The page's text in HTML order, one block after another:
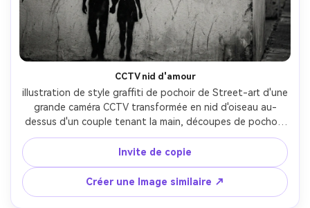
CCTV nid d'amour
illustration de style graffiti de pochoir de Street-art d'une
grande caméra CCTV transformée en nid d'oiseau au-
dessus d'un couple tenant la main, découpes de pochoir
monochrome, un accent jaune chaud sur un seul œuf dans
le nid, mur de rue grainé avec du plâtre rayé, saignement
de pochoir subtil, humeur romantique satirique,
composition hors centre avec de fortes formes de
silhouette, objectif 85 mm, profondeur de champ peu
Invite de copie
Créer une Image similaire ↗